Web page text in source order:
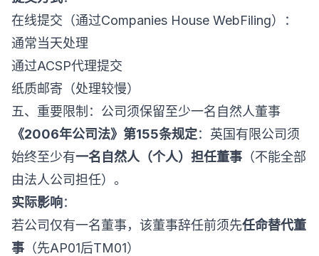
在线提交（通过Companies House WebFiling）：
通常当天处理
通过ACSP代理提交
纸质邮寄（处理较慢）
五、重要限制：公司须保留至少一名自然人董事
《2006年公司法》第155条规定：英国有限公司须
始终至少有一名自然人（个人）担任董事 （不能全部
由法人公司担任）。
实际影响：
若公司仅有一名董事，该董事辞任前须先任命替代董
事 （先AP01后TM01）